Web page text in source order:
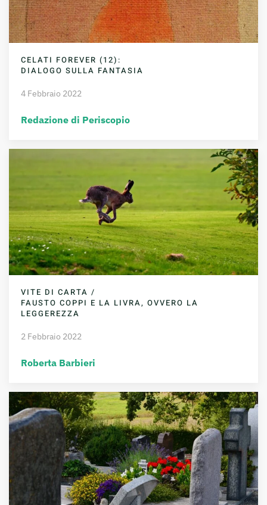
CELATI FOREVER (12):
DIALOGO SULLA FANTASIA
4 Febbraio 2022
Redazione di Periscopio
VITE DI CARTA /
FAUSTO COPPI E LA LIVRA, OVVERO LA
LEGGEREZZA
2 Febbraio 2022
Roberta Barbieri